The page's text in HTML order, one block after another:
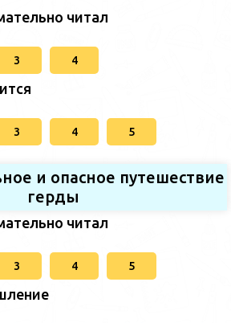
читал
3 4
3 4 5
и опасное путешествие
герды
читал
3 4 5